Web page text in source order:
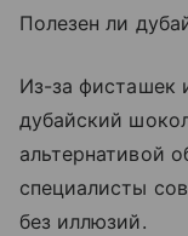
Полезен ли
Из-за фисташек
дубайский
альтернативой
специалисты
без иллюзий.